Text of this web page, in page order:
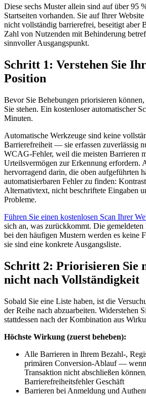
Diese sechs Muster allein sind auf über 95
Startseiten vorhanden. Sie auf Ihrer
nicht vollständig barrierefrei, beseitigt aber
Zahl von Nutzenden mit Behinderung
sinnvoller Ausgangspunkt.
Schritt 1: Verstehen Sie
Position
Bevor Sie Behebungen priorisieren
Sie stehen. Ein kostenloser automatischer
Minuten.
Automatische Werkzeuge sind keine
Barrierefreiheit — sie erfassen zuverlässig
WCAG-Fehler, weil die meisten Barrieren
Urteilsvermögen zur Erkennung erfordern.
hervorragend darin, die oben aufgeführten
automatisierbaren Fehler zu finden:
Alternativtext, nicht beschriftete Eingaben
Probleme.
Führen Sie einen kostenlosen Scan Ihrer
sich an, was zurückkommt. Die
bei den häufigen Mustern werden es keine
sie sind eine konkrete Ausgangsliste.
Schritt 2: Priorisieren Sie
nicht nach Vollständigkeit
Sobald Sie eine Liste haben, ist die
der Reihe nach abzuarbeiten. Widerstehen
stattdessen nach der Kombination aus
Höchste Wirkung (zuerst beheben):
Alle Barrieren in Ihrem Bezahl-,
primären Conversion-Ablauf —
Transaktion nicht abschließen
Barrierefreiheitsfehler Geschäft
Barrieren bei Anmeldung und